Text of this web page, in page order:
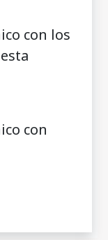
con los
con